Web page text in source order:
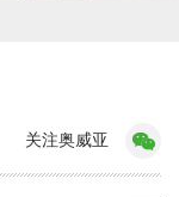
关注奥威亚